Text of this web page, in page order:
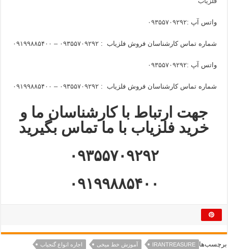
واتس آپ :۰۹۳۵۵۷۰۹۲۹۲
شماره تماس کارشناسان فروش فلزیاب :۰۹۳۵۵۷۰۹۲۹۲ – ۰۹۱۹۹۸۸۵۴۰۰
واتس آپ :۰۹۳۵۵۷۰۹۲۹۲
شماره تماس کارشناسان فروش فلزیاب :۰۹۳۵۵۷۰۹۲۹۲ – ۰۹۱۹۹۸۸۵۴۰۰
جهت ارتباط با کارشناسان ما و
خرید فلزیاب با ما تماس بگیرید
۰۹۳۵۵۷۰۹۲۹۲
۰۹۱۹۹۸۸۵۴۰۰
برچسب‌ها IRANTREASURE آموزش خط میخی اجاره انواع گنجیاب